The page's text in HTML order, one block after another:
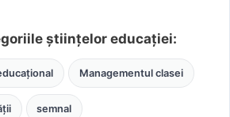
științelor educației:
Managementul clasei
semnal